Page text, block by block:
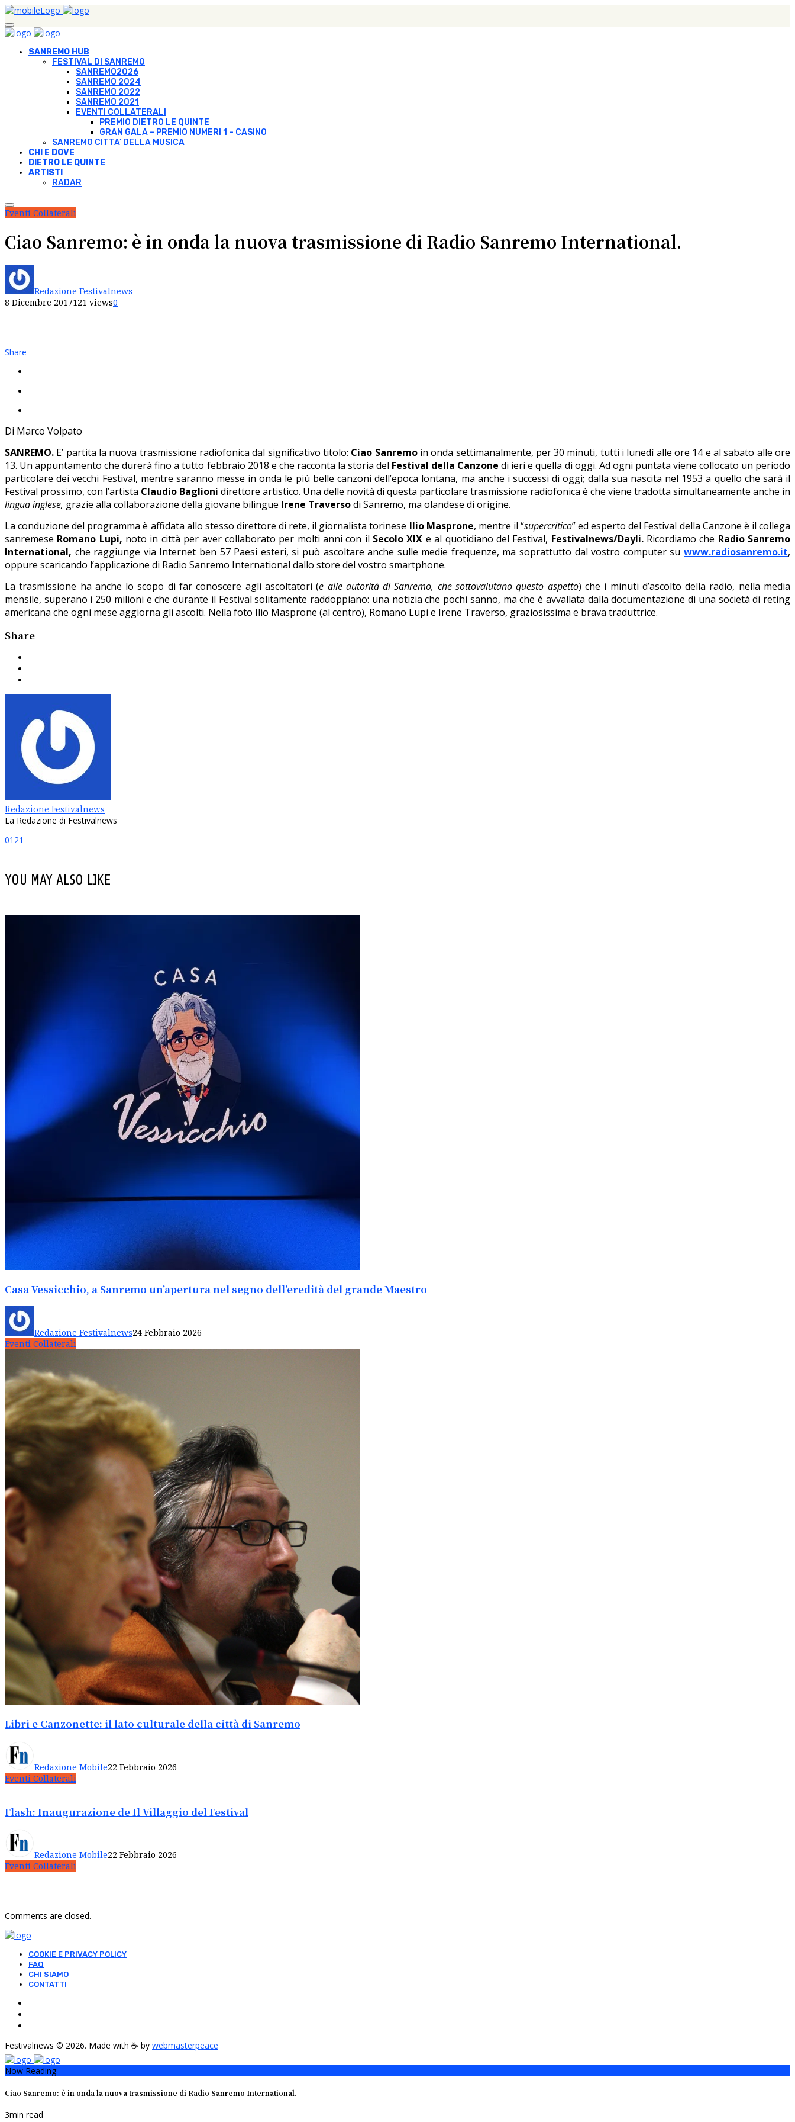
SANREMO HUB
FESTIVAL DI SANREMO
SANREMO2026
SANREMO 2024
SANREMO 2022
SANREMO 2021
EVENTI COLLATERALI
PREMIO DIETRO LE QUINTE
GRAN GALA – PREMIO NUMERI 1 – CASINO
SANREMO CITTA’ DELLA MUSICA
CHI E DOVE
DIETRO LE QUINTE
ARTISTI
RADAR
Eventi Collaterali
Ciao Sanremo: è in onda la nuova trasmissione di Radio Sanremo International.
Redazione Festivalnews
8 Dicembre 2017121 views0
Share
Di Marco Volpato
SANREMO. E’ partita la nuova trasmissione radiofonica dal significativo titolo: Ciao Sanremoin onda settimanalmente, per 30 minuti, tutti i lunedì alle ore 14 e al sabato alle ore
13. Un appuntamento che durerà fino a tutto febbraio 2018 e che racconta la storia del Festival della Canzone di ieri e quella di oggi. Ad ogni puntata viene collocato un periodo
particolare dei vecchi Festival, mentre saranno messe in onda le più belle canzoni dell’epoca lontana, ma anche i successi di oggi; dalla sua nascita nel 1953 a quello che sarà il
Festival prossimo, con l’artista Claudio Baglioni direttore artistico. Una delle novità di questa particolare trasmissione radiofonica è che viene tradotta simultaneamente anche in
lingua inglese, grazie alla collaborazione della giovane bilingue Irene Traversodi Sanremo, ma olandese di origine.
La conduzione del programma è affidata allo stesso direttore di rete, il giornalista torinese Ilio Masprone, mentre il “supercritico” ed esperto del Festival della Canzone è il collega
sanremese Romano Lupi, noto in città per aver collaborato per molti anni con il Secolo XIX e al quotidiano del Festival, Festivalnews/Dayli. Ricordiamo che Radio Sanremo
International, che raggiunge via Internet ben 57 Paesi esteri, si può ascoltare anche sulle medie frequenze, ma soprattutto dal vostro computer suwww.radiosanremo.it,
oppure scaricando l’applicazione di Radio Sanremo International dallo store del vostro smartphone.
La trasmissione ha anche lo scopo di far conoscere agli ascoltatori (e alle autorità di Sanremo, che sottovalutano questo aspetto) che i minuti d’ascolto della radio, nella media
mensile, superano i 250 milioni e che durante il Festival solitamente raddoppiano: una notizia che pochi sanno, ma che è avvallata dalla documentazione di una società di reting
americana che ogni mese aggiorna gli ascolti. Nella foto Ilio Masprone (al centro), Romano Lupi e Irene Traverso, graziosissima e brava traduttrice.
Share
Redazione Festivalnews
La Redazione di Festivalnews
0121
YOU MAY ALSO LIKE
Casa Vessicchio, a Sanremo un’apertura nel segno dell’eredità del grande Maestro
Redazione Festivalnews24 Febbraio 2026
Eventi Collaterali
Libri e Canzonette: il lato culturale della città di Sanremo
Redazione Mobile22 Febbraio 2026
Eventi Collaterali
Flash: Inaugurazione de Il Villaggio del Festival
Redazione Mobile22 Febbraio 2026
Eventi Collaterali
Comments are closed.
COOKIE E PRIVACY POLICY
FAQ
CHI SIAMO
CONTATTI
Festivalnews © 2026. Made with ☕ by webmasterpeace
Now Reading
Ciao Sanremo: è in onda la nuova trasmissione di Radio Sanremo International.
3min read